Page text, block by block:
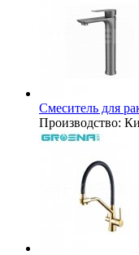
Смеситель для
Производство: